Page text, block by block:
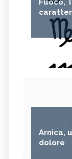
Fuoco,
Arnica,
dolore